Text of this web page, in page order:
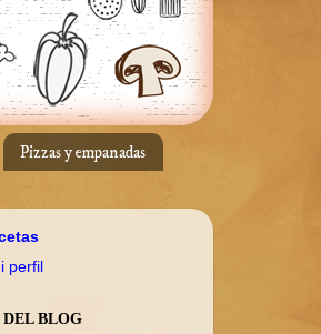
Pizzas y empanadas
perfil
BLOG